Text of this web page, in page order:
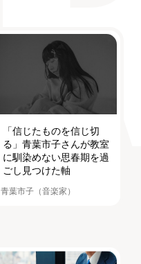
「信じたものを信じ切
る」青葉市子さんが教室
に馴染めない思春期を過
ごし見つけた軸
青葉市子（音楽家）